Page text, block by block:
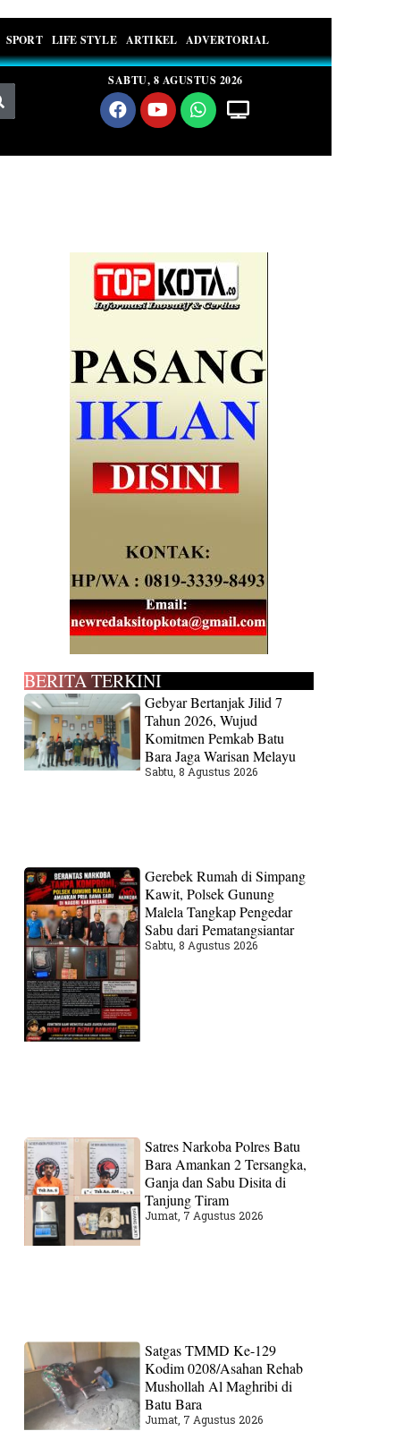
SPORT LIFE STYLE ARTIKEL ADVERTORIAL
SABTU, 8 AGUSTUS 2026
BERITA TERKINI
Gebyar Bertanjak Jilid 7
Tahun 2026, Wujud
Komitmen Pemkab Batu
Bara Jaga Warisan Melayu
Sabtu, 8 Agustus 2026
Gerebek Rumah di Simpang
Kawit, Polsek Gunung
Malela Tangkap Pengedar
Sabu dari Pematangsiantar
Sabtu, 8 Agustus 2026
Satres Narkoba Polres Batu
Bara Amankan 2 Tersangka,
Ganja dan Sabu Disita di
Tanjung Tiram
Jumat, 7 Agustus 2026
Satgas TMMD Ke-129
Kodim 0208/Asahan Rehab
Mushollah Al Maghribi di
Batu Bara
Jumat, 7 Agustus 2026